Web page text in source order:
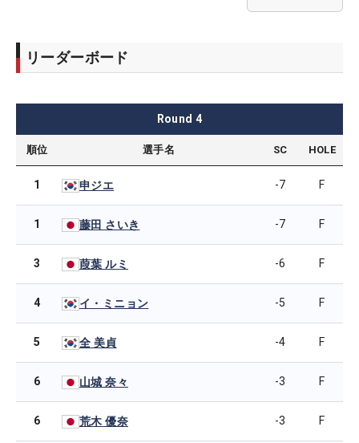
リーダーボード
Round 4
順位 選手名 SC HOLE
1 申ジエ -7 F
1 藤田 さいき -7 F
3 葭葉 ルミ -6 F
4 イ・ミニョン -5 F
5 全 美貞 -4 F
6 山城 奈々 -3 F
6 荒木 優奈 -3 F